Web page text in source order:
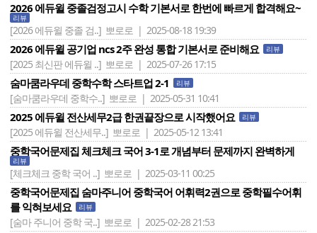
2026 에듀윌 중졸검정고시 수학 기본서로 한번에 빠르게 합격해요~
리뷰
[2026 에듀윌 중졸 검..] 뽀로로 | 2025-08-18 19:39
2026 에듀윌 공기업 ncs 2주 완성 통합 기본서로 준비해요 리뷰
[2025 최신판 에듀윌 ..] 뽀로로 | 2025-07-26 17:15
숨마쿰라우데 중학수학 스타트업 2-1 리뷰
[숨마쿰라우데 중학수..] 뽀로로 | 2025-05-31 10:41
2025 에듀윌 전산세무2급 한권끝장으로 시작했어요 리뷰
[2025 에듀윌 전산세무..] 뽀로로 | 2025-05-12 13:41
중학국어문제집 체크체크 국어 3-1로 개념부터 문제까지 완벽하게
리뷰
[체크체크 중학 국어 ..] 뽀로로 | 2025-03-11 00:25
중학국어문제집 숨마주니어 중학국어 어휘력2권으로 중학필수어휘
를 익혀보세요
리뷰
[숨마 주니어 중학 국..] 뽀로로 | 2025-02-28 21:53